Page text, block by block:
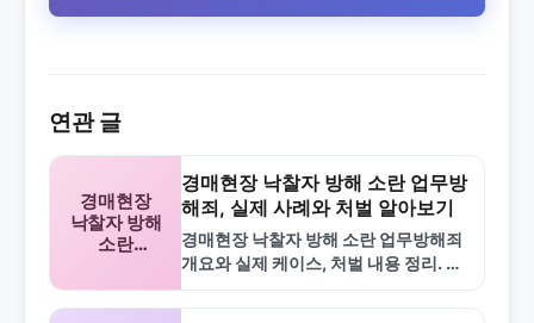
연관 글
경매현장
낙찰자 방해
소란
경매현장 낙찰자 방해 소란 업무방
해죄, 실제 사례와 처벌 알아보기
경매현장 낙찰자 방해 소란 업무방해죄
개요와 실제 케이스, 처벌 내용 정리. 경